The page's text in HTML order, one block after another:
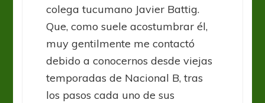
colega tucumano Javier Battig.
Que, como suele acostumbrar él,
muy gentilmente me contactó
debido a conocernos desde viejas
temporadas de Nacional B, tras
los pasos cada uno de sus